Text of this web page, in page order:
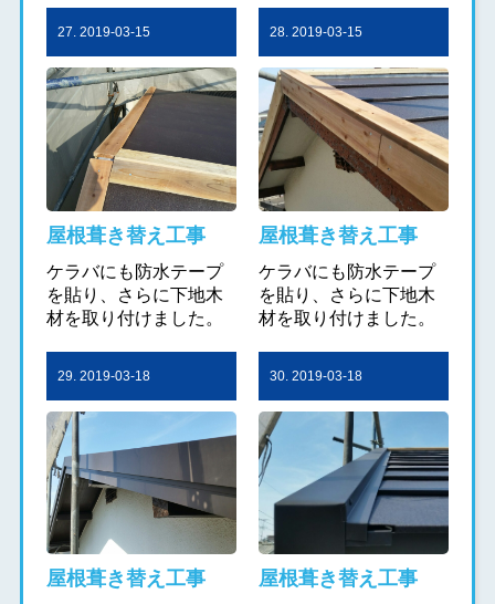
27. 2019-03-15
屋根葺き替え工事
ケラバにも防水テープ
を貼り、さらに下地木
材を取り付けました。
28. 2019-03-15
屋根葺き替え工事
ケラバにも防水テープ
を貼り、さらに下地木
材を取り付けました。
29. 2019-03-18
屋根葺き替え工事
30. 2019-03-18
屋根葺き替え工事